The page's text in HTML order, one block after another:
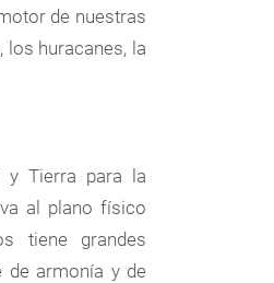
de nuestras
huracanes, la
y Tierra para la
al plano físico
tiene grandes
de armonía y de